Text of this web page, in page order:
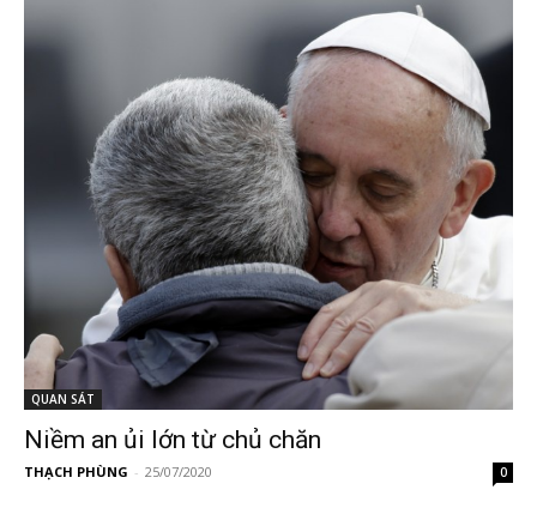
QUAN SÁT
Niềm an ủi lớn từ chủ chăn
THẠCH PHÙNG - 25/07/2020 0